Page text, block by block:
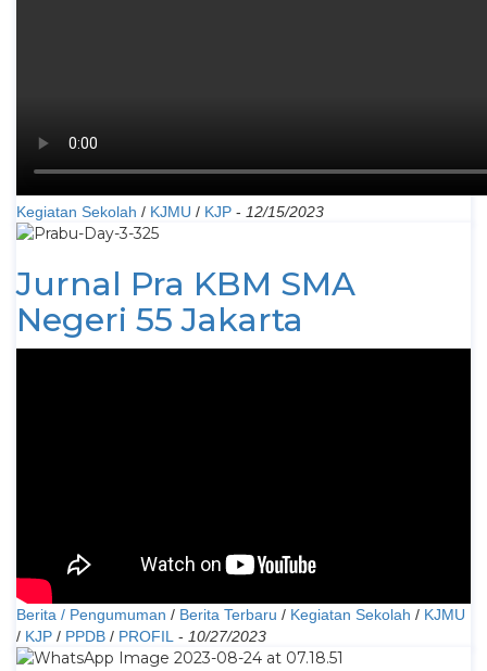
Kegiatan Sekolah / KJMU / KJP - 12/15/2023
Jurnal Pra KBM SMA
Negeri 55 Jakarta
Berita / Pengumuman / Berita Terbaru / Kegiatan Sekolah / KJMU
/ KJP / PPDB / PROFIL - 10/27/2023